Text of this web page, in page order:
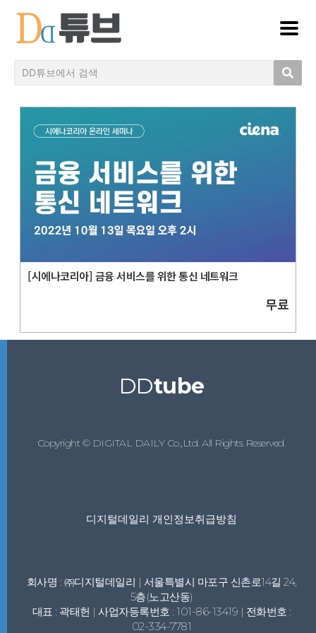
[시에나코리아] 금융 서비스를 위한 통신 네트워크
무료
DDtube
Copyright © DIGITAL DAILY Co.,Ltd. All Rights Reserved.
디지털데일리 개인정보취급방침
회사명 : ㈜디지털데일리 | 서울특별시 마포구 신촌로14길 24,
5층(노고산동)
대표 : 곽태헌 | 사업자등록번호 : 101-86-13419 | 전화번호 :
02-334-7781